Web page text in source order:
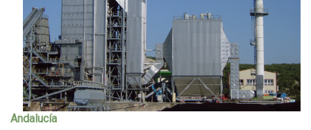
Andalucía